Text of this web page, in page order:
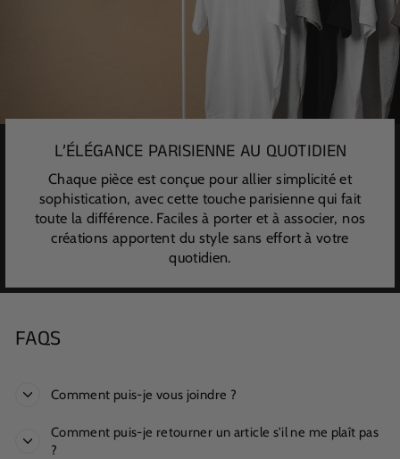
L’ÉLÉGANCE PARISIENNE AU QUOTIDIEN
Chaque pièce est conçue pour allier simplicité et
sophistication, avec cette touche parisienne qui fait
toute la différence. Faciles à porter et à associer, nos
créations apportent du style sans effort à votre
quotidien.
FAQS
Comment puis-je vous joindre ?
Comment puis-je retourner un article s'il ne me plaît pas
?